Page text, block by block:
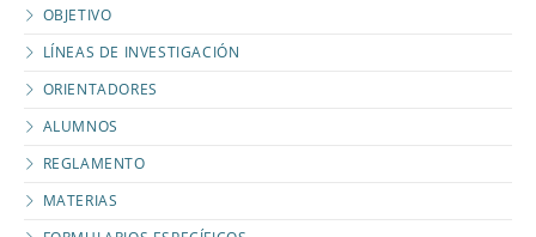
OBJETIVO
LÍNEAS DE INVESTIGACIÓN
ORIENTADORES
ALUMNOS
REGLAMENTO
MATERIAS